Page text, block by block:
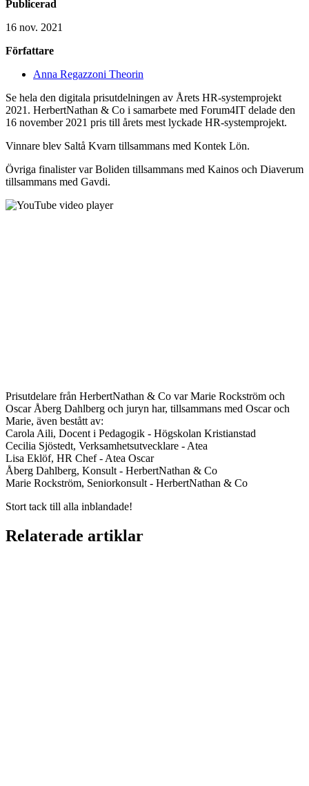
Publicerad
16 nov. 2021
Författare
Anna Regazzoni Theorin
Se hela den digitala prisutdelningen av Årets HR-systemprojekt
2021. HerbertNathan & Co i samarbete med Forum4IT delade den
16 november 2021 pris till årets mest lyckade HR-systemprojekt.
Vinnare blev Saltå Kvarn tillsammans med Kontek Lön.
Övriga finalister var Boliden tillsammans med Kainos och Diaverum
tillsammans med Gavdi.
Prisutdelare från HerbertNathan & Co var Marie Rockström och
Oscar Åberg Dahlberg och juryn har, tillsammans med Oscar och
Marie, även bestått av:
Carola Aili, Docent i Pedagogik - Högskolan Kristianstad
Cecilia Sjöstedt, Verksamhetsutvecklare - Atea
Lisa Eklöf, HR Chef - Atea Oscar
Åberg Dahlberg, Konsult - HerbertNathan & Co
Marie Rockström, Seniorkonsult - HerbertNathan & Co
Stort tack till alla inblandade!
Relaterade artiklar